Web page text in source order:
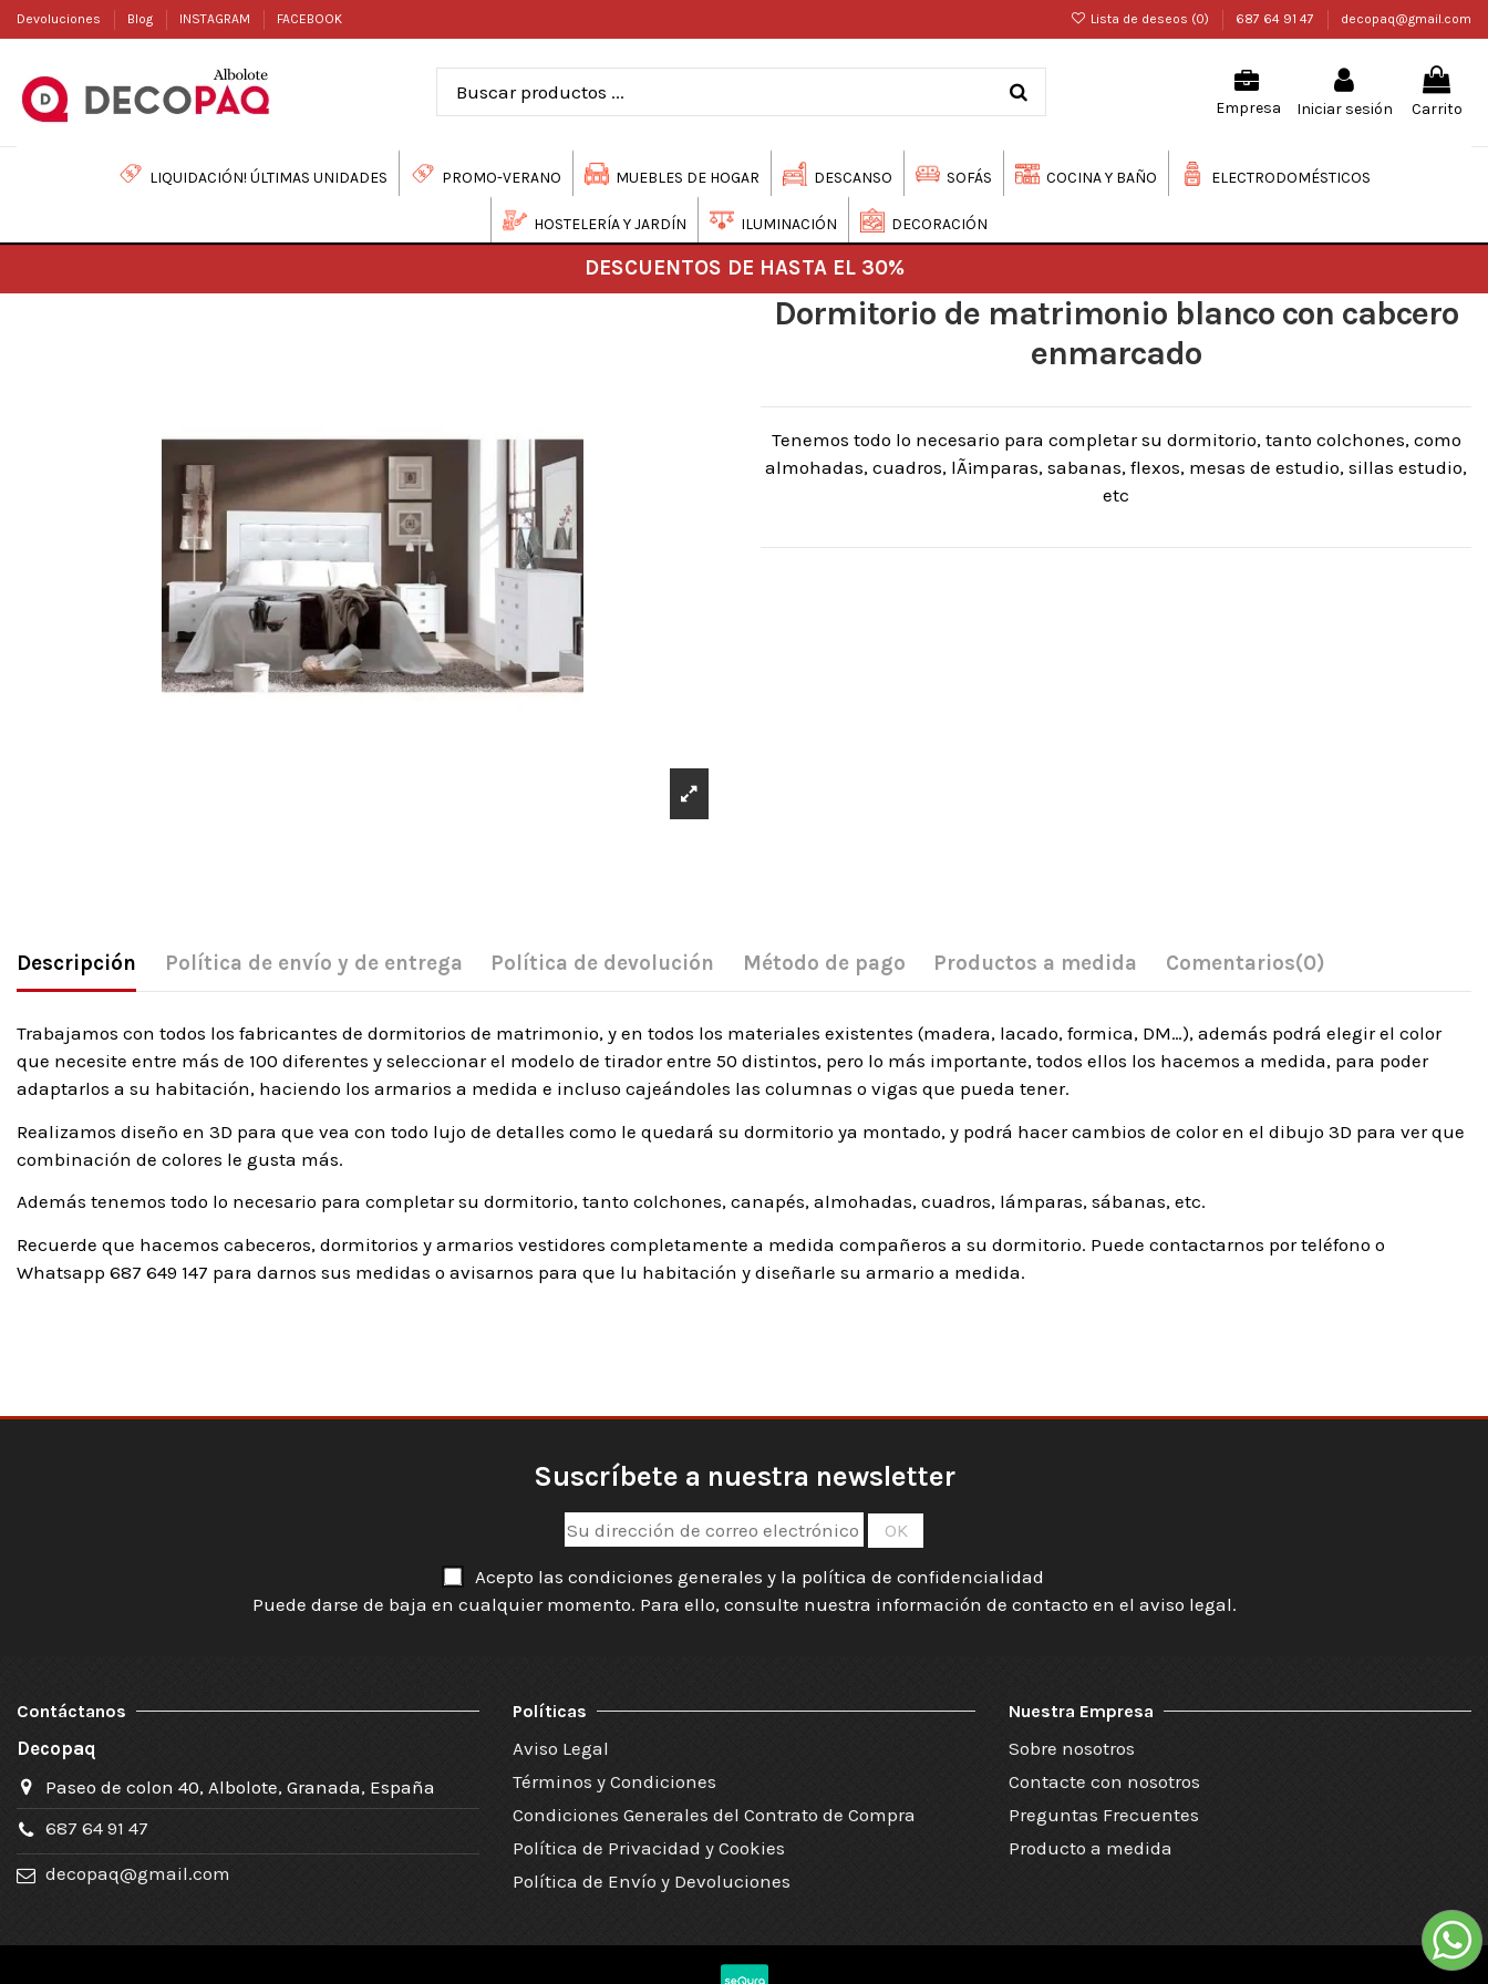
Devoluciones Blog INSTAGRAM FACEBOOK Lista de deseos (0) 687 64 91 47 decopaq@gmail.com
Empresa Iniciar sesión Carrito
LIQUIDACIÓN! ÚLTIMAS UNIDADES PROMO-VERANO MUEBLES DE HOGAR DESCANSO SOFÁS COCINA Y BAÑO ELECTRODOMÉSTICOS
HOSTELERÍA Y JARDÍN ILUMINACIÓN DECORACIÓN
DESCUENTOS DE HASTA EL 30%
Dormitorio de matrimonio blanco con cabcero
enmarcado
Tenemos todo lo necesario para completar su dormitorio, tanto colchones, como
almohadas, cuadros, lÃ¡mparas, sabanas, flexos, mesas de estudio, sillas estudio,
etc
Descripción Política de envío y de entrega Política de devolución Método de pago Productos a medida Comentarios(0)
Trabajamos con todos los fabricantes de dormitorios de matrimonio, y en todos los materiales existentes (madera, lacado, formica, DM…), además podrá elegir el color
que necesite entre más de 100 diferentes y seleccionar el modelo de tirador entre 50 distintos, pero lo más importante, todos ellos los hacemos a medida, para poder
adaptarlos a su habitación, haciendo los armarios a medida e incluso cajeándoles las columnas o vigas que pueda tener.
Realizamos diseño en 3D para que vea con todo lujo de detalles como le quedará su dormitorio ya montado, y podrá hacer cambios de color en el dibujo 3D para ver que
combinación de colores le gusta más.
Además tenemos todo lo necesario para completar su dormitorio, tanto colchones, canapés, almohadas, cuadros, lámparas, sábanas, etc.
Recuerde que hacemos cabeceros, dormitorios y armarios vestidores completamente a medida compañeros a su dormitorio. Puede contactarnos por teléfono o
Whatsapp 687 649 147 para darnos sus medidas o avisarnos para que lu habitación y diseñarle su armario a medida.
Suscríbete a nuestra newsletter
Acepto las condiciones generales y la política de confidencialidad
Puede darse de baja en cualquier momento. Para ello, consulte nuestra información de contacto en el aviso legal.
Contáctanos
Decopaq
Paseo de colon 40, Albolote, Granada, España
687 64 91 47
decopaq@gmail.com
Políticas
Aviso Legal
Términos y Condiciones
Condiciones Generales del Contrato de Compra
Política de Privacidad y Cookies
Política de Envío y Devoluciones
Nuestra Empresa
Sobre nosotros
Contacte con nosotros
Preguntas Frecuentes
Producto a medida